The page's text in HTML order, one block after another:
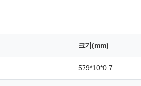
크기(mm)
579*10*0.7